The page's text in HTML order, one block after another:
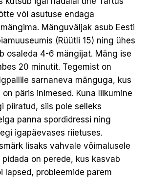
või asutuse endaga
Mänguväljak asub Eesti
(Rüütli 15) ning ühes
osaleda 4-6 mängijat. Mäng ise
20 minutit. Tegemist on
sarnaneva mänguga, kus
päris inimesed. Kuna liikumine
piiratud, siis pole selleks
panna spordidressi ning
igapäevases riietuses.
lisaks vahvale võimalusele
on perede, kus kasvab
lapsed, probleemide parem